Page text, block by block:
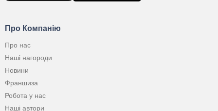
Про Компанію
Про нас
Наші нагороди
Новини
Франшиза
Робота у нас
Наші автори